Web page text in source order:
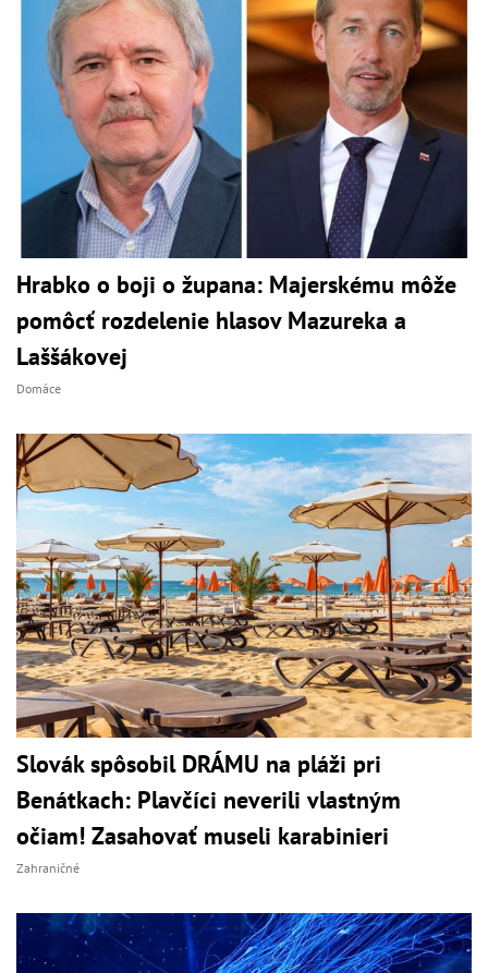
Hrabko o boji o župana: Majerskému môže
pomôcť rozdelenie hlasov Mazureka a
Laššákovej
Domáce
Slovák spôsobil DRÁMU na pláži pri
Benátkach: Plavčíci neverili vlastným
očiam! Zasahovať museli karabinieri
Zahraničné